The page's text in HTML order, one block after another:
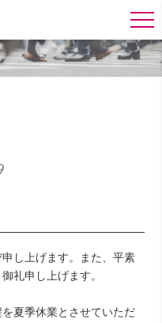
し上げます。また、平素
礼申し上げます。
夏季休業とさせていただ